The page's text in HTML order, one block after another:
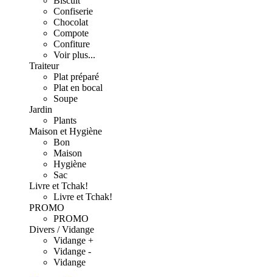
Confiserie
Chocolat
Compote
Confiture
Voir plus...
Traiteur
Plat préparé
Plat en bocal
Soupe
Jardin
Plants
Maison et Hygiène
Bon
Maison
Hygiène
Sac
Livre et Tchak!
Livre et Tchak!
PROMO
PROMO
Divers / Vidange
Vidange +
Vidange -
Vidange